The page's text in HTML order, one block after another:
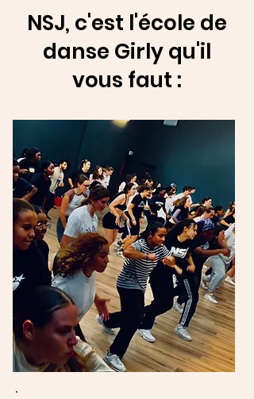
NSJ, c'est l'école de
danse Girly qu'il
vous faut :